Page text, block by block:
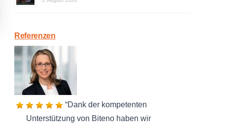
Referenzen
Dank der kompetenten
Unterstützung von Biteno haben wir